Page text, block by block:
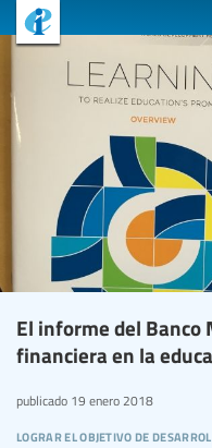
El informe del Banco
financiera en la
lograr el objetivo de
publicado 19 enero 2018